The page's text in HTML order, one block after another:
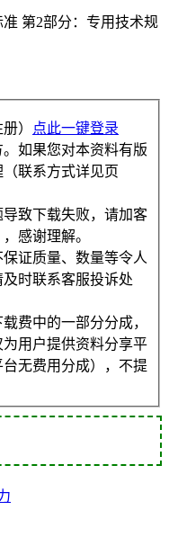
第2部分：专用技术规
）
点此一键登录
如果您对本资料有版
联系方式详见页
致下载失败，请加客
感谢理解。
证质量、数量等令人
时联系客服投诉处
费中的一部分分成，
用户提供资料分享平
无费用分成），不提